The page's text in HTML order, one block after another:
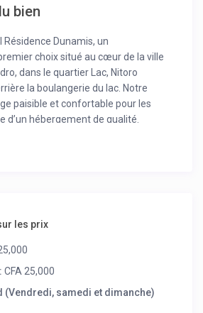
bien
Résidence Dunamis, un
choix situé au cœur de la ville
dans le quartier Lac, Nitoro
la boulangerie du lac. Notre
paisible et confortable pour les
d’un hébergement de qualité.
chambres, nous offrons une gamme
sont équipées pour votre confort
pour vous assurer un
même par temps chaud, de l’eau
de douche, une connexion Wi-Fi
les prix
CFA 25,000
(Vendredi, samedi et dimanche)